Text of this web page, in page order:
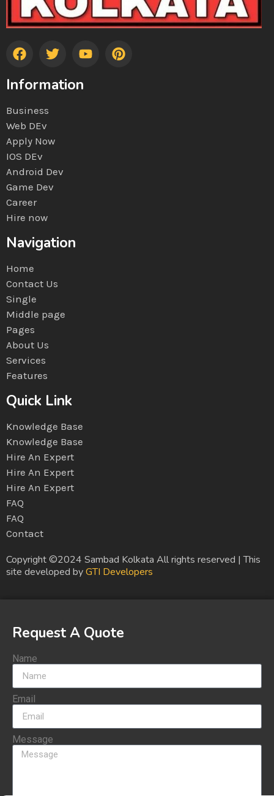
Information
Business
Web DEv
Apply Now
IOS DEv
Android Dev
Game Dev
Career
Hire now
Navigation
Home
Contact Us
Single
Middle page
Pages
About Us
Services
Features
Quick Link
Knowledge Base
Knowledge Base
Hire An Expert
Hire An Expert
Hire An Expert
FAQ
FAQ
Contact
Copyright ©2024 Sambad Kolkata All rights reserved | This
site developed byGTI Developers
Request A Quote
Name
Email
Message